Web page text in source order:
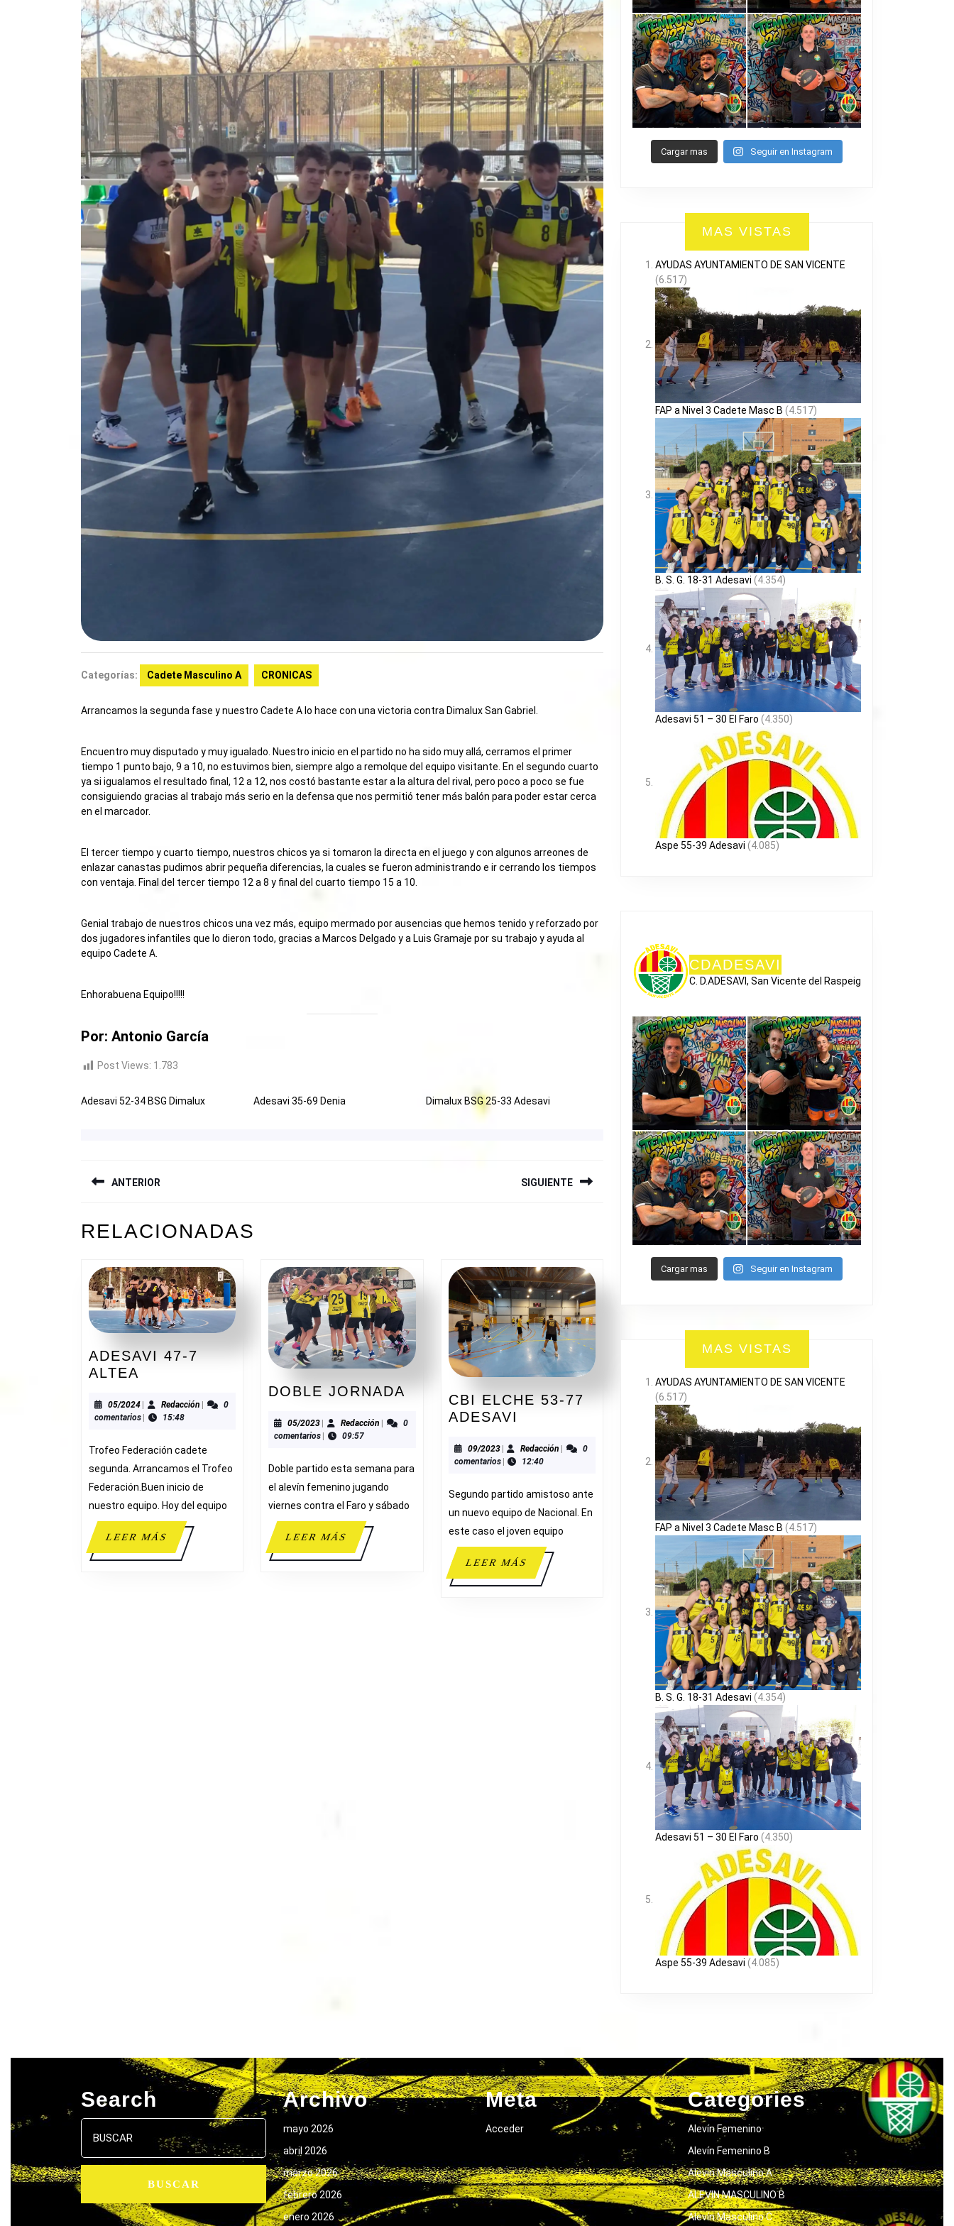
Categorías: Cadete Masculino A CRONICAS
Arrancamos la segunda fase y nuestro Cadete A lo hace con una victoria contra Dimalux San Gabriel.
Encuentro muy disputado y muy igualado. Nuestro inicio en el partido no ha sido muy allá, cerramos el primer
tiempo 1 punto bajo, 9 a 10, no estuvimos bien, siempre algo a remolque del equipo visitante. En el segundo cuarto
ya si igualamos el resultado final, 12 a 12, nos costó bastante estar a la altura del rival, pero poco a poco se fue
consiguiendo gracias al trabajo más serio en la defensa que nos permitió tener más balón para poder estar cerca
en el marcador.
El tercer tiempo y cuarto tiempo, nuestros chicos ya si tomaron la directa en el juego y con algunos arreones de
enlazar canastas pudimos abrir pequeña diferencias, la cuales se fueron administrando e ir cerrando los tiempos
con ventaja. Final del tercer tiempo 12 a 8 y final del cuarto tiempo 15 a 10.
Genial trabajo de nuestros chicos una vez más, equipo mermado por ausencias que hemos tenido y reforzado por
dos jugadores infantiles que lo dieron todo, gracias a Marcos Delgado y a Luis Gramaje por su trabajo y ayuda al
equipo Cadete A.
Enhorabuena Equipo!!!!!
Por: Antonio García
Post Views: 1.783
Adesavi 52-34 BSG Dimalux Adesavi 35-69 Denia Dimalux BSG 25-33 Adesavi
DE
ENTRADAS
ANTERIOR
anterior:
SIGUIENTE
RELACIONADAS
ADESAVI 47-7
ALTEA
7
ALTEA
05/202405/2024RedacciónRedacción
0
comentarios
15:48
Trofeo Federación cadete
segunda. Arrancamos el Trofeo
Federación.Buen inicio de
nuestro equipo. Hoy del equipo
LEER MÁSLEER
MÁS
DOBLE JORNADA
JORNADA
05/202305/2023Redacción Redacción
0
comentarios
09:57
Doble partido esta semana para
el alevín femenino jugando
viernes contra el Faro y sábado
LEER MÁSLEER
MÁS
CBI ELCHE 53-77
ADESAVI
53-
77
09/202309/2023Redacción Redacción
0
comentarios
12:40
Segundo partido amistoso ante
un nuevo equipo de Nacional. En
este caso el joven equipo
LEER MÁSLEER
MÁS
Cargar mas Seguir en Instagram
MAS VISTAS
AYUDAS AYUNTAMIENTO DE SAN VICENTE
(6.517)
FAP a Nivel 3 Cadete Masc B (4.517)
B. S. G. 18-31 Adesavi (4.354)
Adesavi 51 – 30 El Faro (4.350)
Aspe 55-39 Adesavi (4.085)
CDADESAVI
C. D.ADESAVI, San Vicente del Raspeig
Cargar mas Seguir en Instagram
MAS VISTAS
AYUDAS AYUNTAMIENTO DE SAN VICENTE
(6.517)
FAP a Nivel 3 Cadete Masc B (4.517)
B. S. G. 18-31 Adesavi (4.354)
Adesavi 51 – 30 El Faro (4.350)
Aspe 55-39 Adesavi (4.085)
Search
Buscar:
Archivo
mayo 2026
abril 2026
marzo 2026
febrero 2026
enero 2026
Meta
Acceder
Categories
Alevín Femenino
Alevín Femenino B
Alevín Masculino A
ALEVIN MASCULINO B
Alevín Masculino C